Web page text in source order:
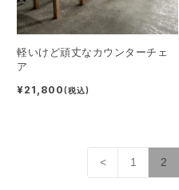
軽いけど頑丈なカウンターチェ
ア
¥21,800(税込)
< 1 2